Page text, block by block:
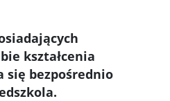
kształcenia
się bezpośrednio